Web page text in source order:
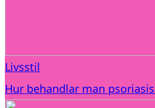
Livsstil
Hur behandlar man